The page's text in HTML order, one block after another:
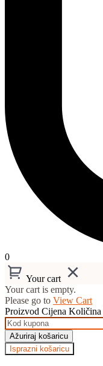
0
Your cart
Your cart is empty.
Please go to View Cart
Proizvod Cijena Količina
Ažuriraj košaricu
Isprazni košaricu